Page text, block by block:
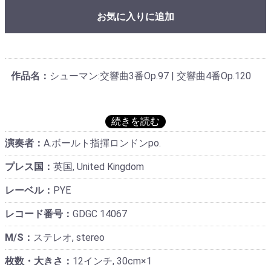
お気に入りに追加
作品名： シューマン:交響曲3番Op.97 | 交響曲4番Op.120
演奏者： A.ボールト指揮ロンドンpo.
プレス国： 英国, United Kingdom
レーベル： PYE
レコード番号： GDGC 14067
M/S： ステレオ, stereo
枚数・大きさ： 12インチ, 30cm×1